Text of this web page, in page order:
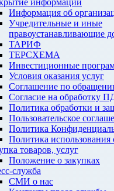
информации
Информация об
Учредительные и иные
правоустанавливающие
ТАРИФ
ТЕРСХЕМА
Инвестиционные
Условия оказания услуг
Соглашение по
Согласие на обработку
Политика обработки и
Пользовательское
Политика
Политика использования
товаров, услуг
Положение о закупках
служба
СМИ о нас